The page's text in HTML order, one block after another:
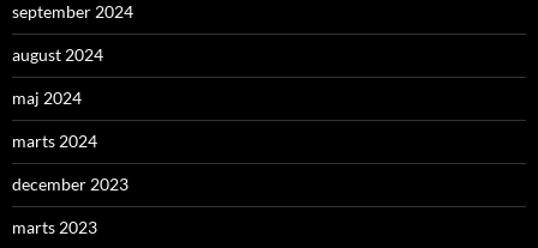
september 2024
august 2024
maj 2024
marts 2024
december 2023
marts 2023